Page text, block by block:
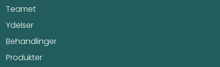
Teamet
Ydelser
Behandlinger
Produkter